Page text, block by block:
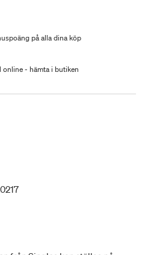
på alla dina köp
online - hämta i butiken